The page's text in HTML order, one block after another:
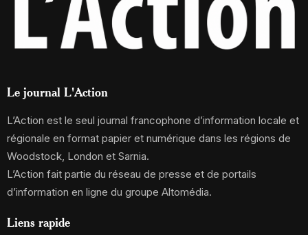
Le journal L'Action
L’Action est le seul journal francophone d’information locale et
régionale en format papier et numérique dans les régions de
Woodstock, London et Sarnia.
L’Action fait partie du réseau de presse et de portails
d’information en ligne du groupe Altomédia.
Liens rapide